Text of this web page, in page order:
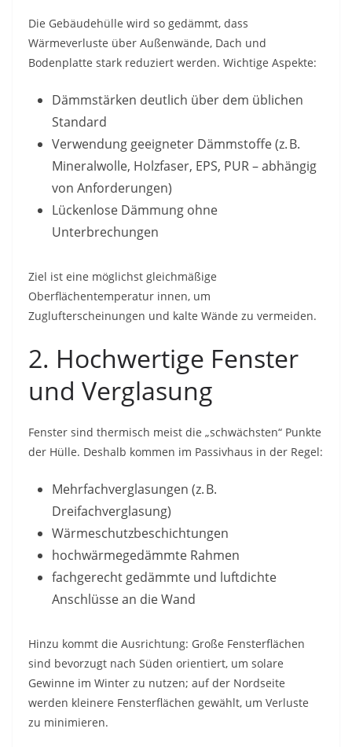
Die Gebäudehülle wird so gedämmt, dass
Wärmeverluste über Außenwände, Dach und
Bodenplatte stark reduziert werden. Wichtige Aspekte:
Dämmstärken deutlich über dem üblichen
Standard
Verwendung geeigneter Dämmstoffe (z. B.
Mineralwolle, Holzfaser, EPS, PUR – abhängig
von Anforderungen)
Lückenlose Dämmung ohne
Unterbrechungen
Ziel ist eine möglichst gleichmäßige
Oberflächentemperatur innen, um
Zuglufterscheinungen und kalte Wände zu vermeiden.
2. Hochwertige Fenster
und Verglasung
Fenster sind thermisch meist die „schwächsten“ Punkte
der Hülle. Deshalb kommen im Passivhaus in der Regel:
Mehrfachverglasungen (z. B.
Dreifachverglasung)
Wärmeschutzbeschichtungen
hochwärmegedämmte Rahmen
fachgerecht gedämmte und luftdichte
Anschlüsse an die Wand
Hinzu kommt die Ausrichtung: Große Fensterflächen
sind bevorzugt nach Süden orientiert, um solare
Gewinne im Winter zu nutzen; auf der Nordseite
werden kleinere Fensterflächen gewählt, um Verluste
zu minimieren.